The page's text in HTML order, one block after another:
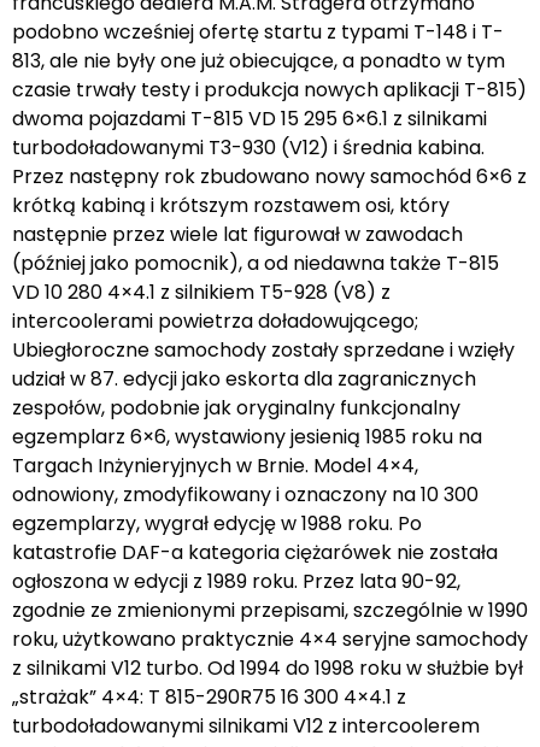
podobno wcześniej ofertę startu z typami T-148 i T-
813, ale nie były one już obiecujące, a ponadto w tym
czasie trwały testy i produkcja nowych aplikacji T-815)
dwoma pojazdami T-815 VD 15 295 6×6.1 z silnikami
turbodoładowanymi T3-930 (V12) i średnia kabina.
Przez następny rok zbudowano nowy samochód 6×6 z
krótką kabiną i krótszym rozstawem osi, który
następnie przez wiele lat figurował w zawodach
(później jako pomocnik), a od niedawna także T-815
VD 10 280 4×4.1 z silnikiem T5-928 (V8) z
intercoolerami powietrza doładowującego;
Ubiegłoroczne samochody zostały sprzedane i wzięły
udział w 87. edycji jako eskorta dla zagranicznych
zespołów, podobnie jak oryginalny funkcjonalny
egzemplarz 6×6, wystawiony jesienią 1985 roku na
Targach Inżynieryjnych w Brnie. Model 4×4,
odnowiony, zmodyfikowany i oznaczony na 10 300
egzemplarzy, wygrał edycję w 1988 roku. Po
katastrofie DAF-a kategoria ciężarówek nie została
ogłoszona w edycji z 1989 roku. Przez lata 90-92,
zgodnie ze zmienionymi przepisami, szczególnie w 1990
roku, użytkowano praktycznie 4×4 seryjne samochody
z silnikami V12 turbo. Od 1994 do 1998 roku w służbie był
„strażak” 4×4: T 815-290R75 16 300 4×4.1 z
turbodoładowanymi silnikami V12 z intercoolerem